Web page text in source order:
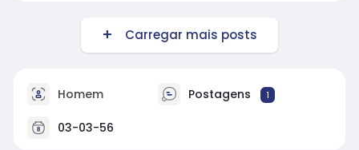
Carregar mais posts
Homem Postagens 1
03-03-56